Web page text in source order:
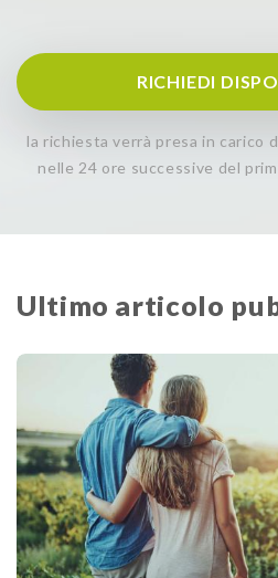
RICHIEDI
la richiesta verrà presa in carico
nelle 24 ore successive del
Ultimo articolo